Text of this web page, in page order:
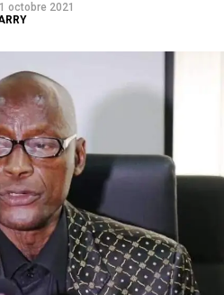
octobre 2021